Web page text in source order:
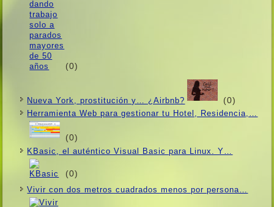
(0)
Nueva York, prostitución y… ¿Airbnb? (0)
Herramienta Web para gestionar tu Hotel, Residencia,…
(0)
KBasic, el auténtico Visual Basic para Linux. Y…
(0)
Vivir con dos metros cuadrados menos por persona…